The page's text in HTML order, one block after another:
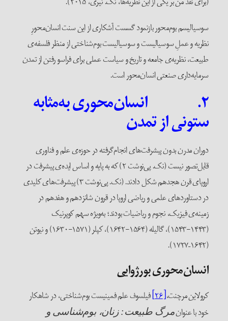
بوم‌محور بازنمود گسست آشکاری از این سنت انسان‌محورِ
و عملِ سوسیالیست و سوسیالیست بوم‌شناختی از منظر فلسفه‌ی
نظریه‌ی جامعه و تاریخ و سیاست عملی برای فراسو رفتن از تمدن
صنعتی انسان‌محور است.
۲. انسان‌محوری به‌مثابه
از تمدن
مدرن بدون پیشرفت‌های انجام‌گرفته در حوزه‌ی علم و فناوری
قابل‌تصور نیست (نک. پی‌نوشت ۲) که به پایه و اساس ایده‌ی پیشرفت در
اروپای قرن هجدهم شکل دادند. (نک. پی‌نوشت ۳) پیشرفت‌های کلیدی
دستاوردهای علمی و ریاضی اروپا در قرون شانزدهم و هفدهم در
فیزیک، نجوم و ریاضیات بودند؛ به‌ویژه سهم کوپرنیک
(۱۴۴۳-۱۵۴۳)، گالیله (۱۵۶۴-۱۶۴۲)، کپلر (۱۵۷۱-۱۶۳۰) و نیوتن
بورژوایی
مرچنت،[۲۶]
فیلسوف علم فمینیست بوم‌شناختی، در شاهکار
با عنوانمرگ طبیعت: زنان، بوم‌شناسی و